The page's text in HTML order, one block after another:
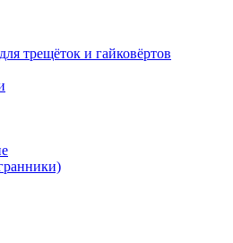
трещёток и гайковёртов